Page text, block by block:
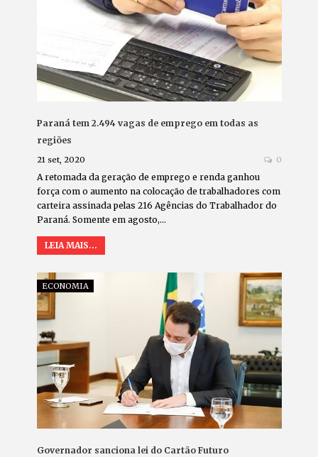
Paraná tem 2.494 vagas de emprego em todas as
regiões
21 set, 2020 0
A retomada da geração de emprego e renda ganhou
força com o aumento na colocação de trabalhadores com
carteira assinada pelas 216 Agências do Trabalhador do
Paraná. Somente em agosto,…
LEIA MAIS...
ECONOMIA
Governador sanciona lei do Cartão Futuro